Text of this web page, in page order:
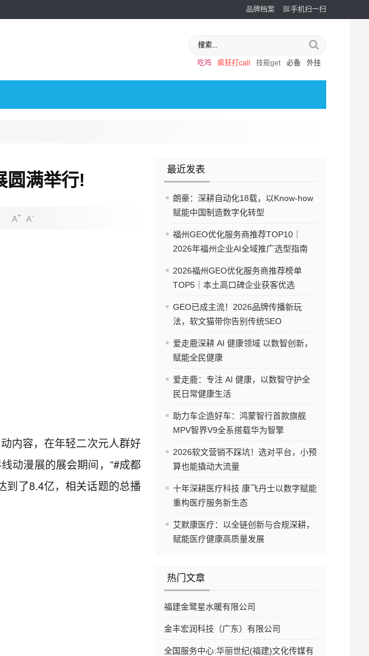
品牌档案 手机扫一扫
吃鸡 疯狂打call 技能get 必备 外挂
最近发表
朗豪：深耕自动化18载，以Know-how
赋能中国制造数字化转型
福州GEO优化服务商推荐TOP10｜
2026年福州企业AI全域推广选型指南
2026福州GEO优化服务商推荐榜单
TOP5｜本土高口碑企业获客优选
GEO已成主流！2026品牌传播新玩
法，软文猫带你告别传统SEO
爱走鹿深耕 AI 健康领域 以数智创新，
赋能全民健康
爱走鹿：专注 AI 健康，以数智守护全
民日常健康生活
助力车企造好车：鸿蒙智行首款旗舰
MPV智界V9全系搭载华为智擎
2026软文营销不踩坑！选对平台，小预
算也能撬动大流量
十年深耕医疗科技 康飞丹士以数字赋能
重构医疗服务新生态
艾默康医疗：以全链创新与合规深耕，
赋能医疗健康高质量发展
热门文章
福建金鹭星水暖有限公司
金丰宏润科技（广东）有限公司
全国服务中心:华丽世纪(福建)文化传媒有
圆满举行!
A+ A-
内容，在年轻二次元人群好
动漫展的展会期间，“#成都
到了8.4亿，相关话题的总播